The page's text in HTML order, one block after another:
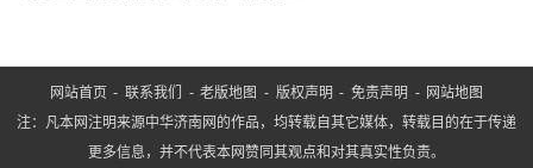
网站首页 - 联系我们 -老版地图 - 版权声明 -免责声明 - 网站地图
注：凡本网注明来源中华济南网的作品，均转载自其它媒体，转载目的在于传递
更多信息，并不代表本网赞同其观点和对其真实性负责。